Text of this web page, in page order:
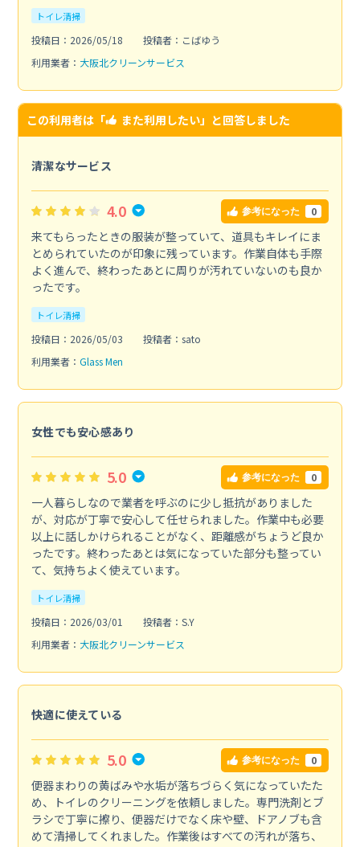
トイレ清掃
投稿日：2026/05/18
投稿者：こばゆう
利用業者： 大阪北クリーンサービス
この利用者は「 また利用したい」と回答しました
清潔なサービス
4.0 参考になった 0
来てもらったときの服装が整っていて、道具もキレイにま
とめられていたのが印象に残っています。作業自体も手際
よく進んで、終わったあとに周りが汚れていないのも良か
ったです。
トイレ清掃
投稿日：2026/05/03
投稿者：sato
利用業者： Glass Men
女性でも安心感あり
5.0 参考になった 0
一人暮らしなので業者を呼ぶのに少し抵抗がありました
が、対応が丁寧で安心して任せられました。作業中も必要
以上に話しかけられることがなく、距離感がちょうど良か
ったです。終わったあとは気になっていた部分も整ってい
て、気持ちよく使えています。
トイレ清掃
投稿日：2026/03/01
投稿者：S.Y
利用業者： 大阪北クリーンサービス
快適に使えている
5.0 参考になった 0
便器まわりの黄ばみや水垢が落ちづらく気になっていたた
め、トイレのクリーニングを依頼しました。専門洗剤とブ
ラシで丁寧に擦り、便器だけでなく床や壁、ドアノブも含
めて清掃してくれました。作業後はすべての汚れが落ち、